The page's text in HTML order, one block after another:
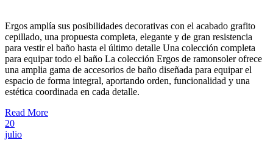
Ergos amplía sus posibilidades decorativas con el acabado grafito
cepillado, una propuesta completa, elegante y de gran resistencia
para vestir el baño hasta el último detalle Una colección completa
para equipar todo el baño La colección Ergos de ramonsoler ofrece
una amplia gama de accesorios de baño diseñada para equipar el
espacio de forma integral, aportando orden, funcionalidad y una
estética coordinada en cada detalle.
Read More
20
julio